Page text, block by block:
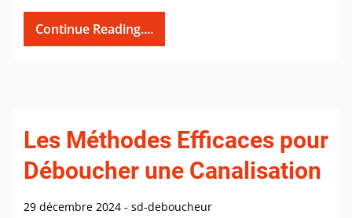
Continue Reading....
Les Méthodes Efficaces pour
Déboucher une Canalisation
29 décembre 2024 - sd-deboucheur